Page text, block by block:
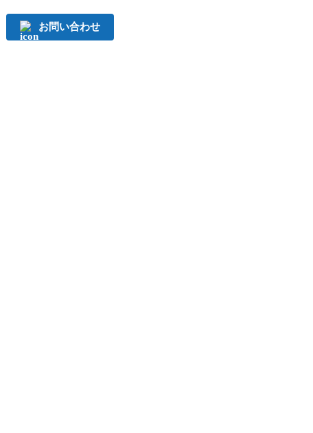
お問い合わせ